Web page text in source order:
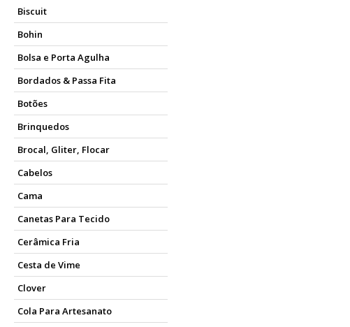
Biscuit
Bohin
Bolsa e Porta Agulha
Bordados & Passa Fita
Botões
Brinquedos
Brocal, Gliter, Flocar
Cabelos
Cama
Canetas Para Tecido
Cerâmica Fria
Cesta de Vime
Clover
Cola Para Artesanato